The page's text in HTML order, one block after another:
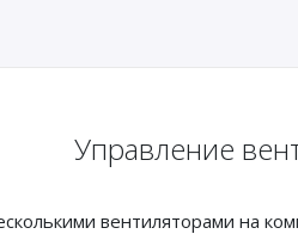
Управление
вентиляторами на